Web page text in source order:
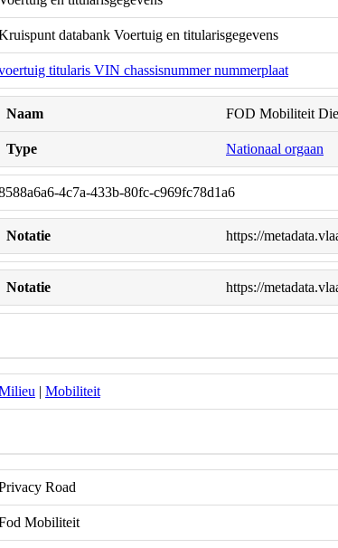
databank Voertuig en titularisgegevens
titularis VIN chassisnummer nummerplaat
Naam FOD Mobiliteit
Type Nationaal orgaan
4c7a-433b-80fc-c969fc78d1a6
Notatie https://
Notatie https://
| Mobiliteit
Road
Mobiliteit